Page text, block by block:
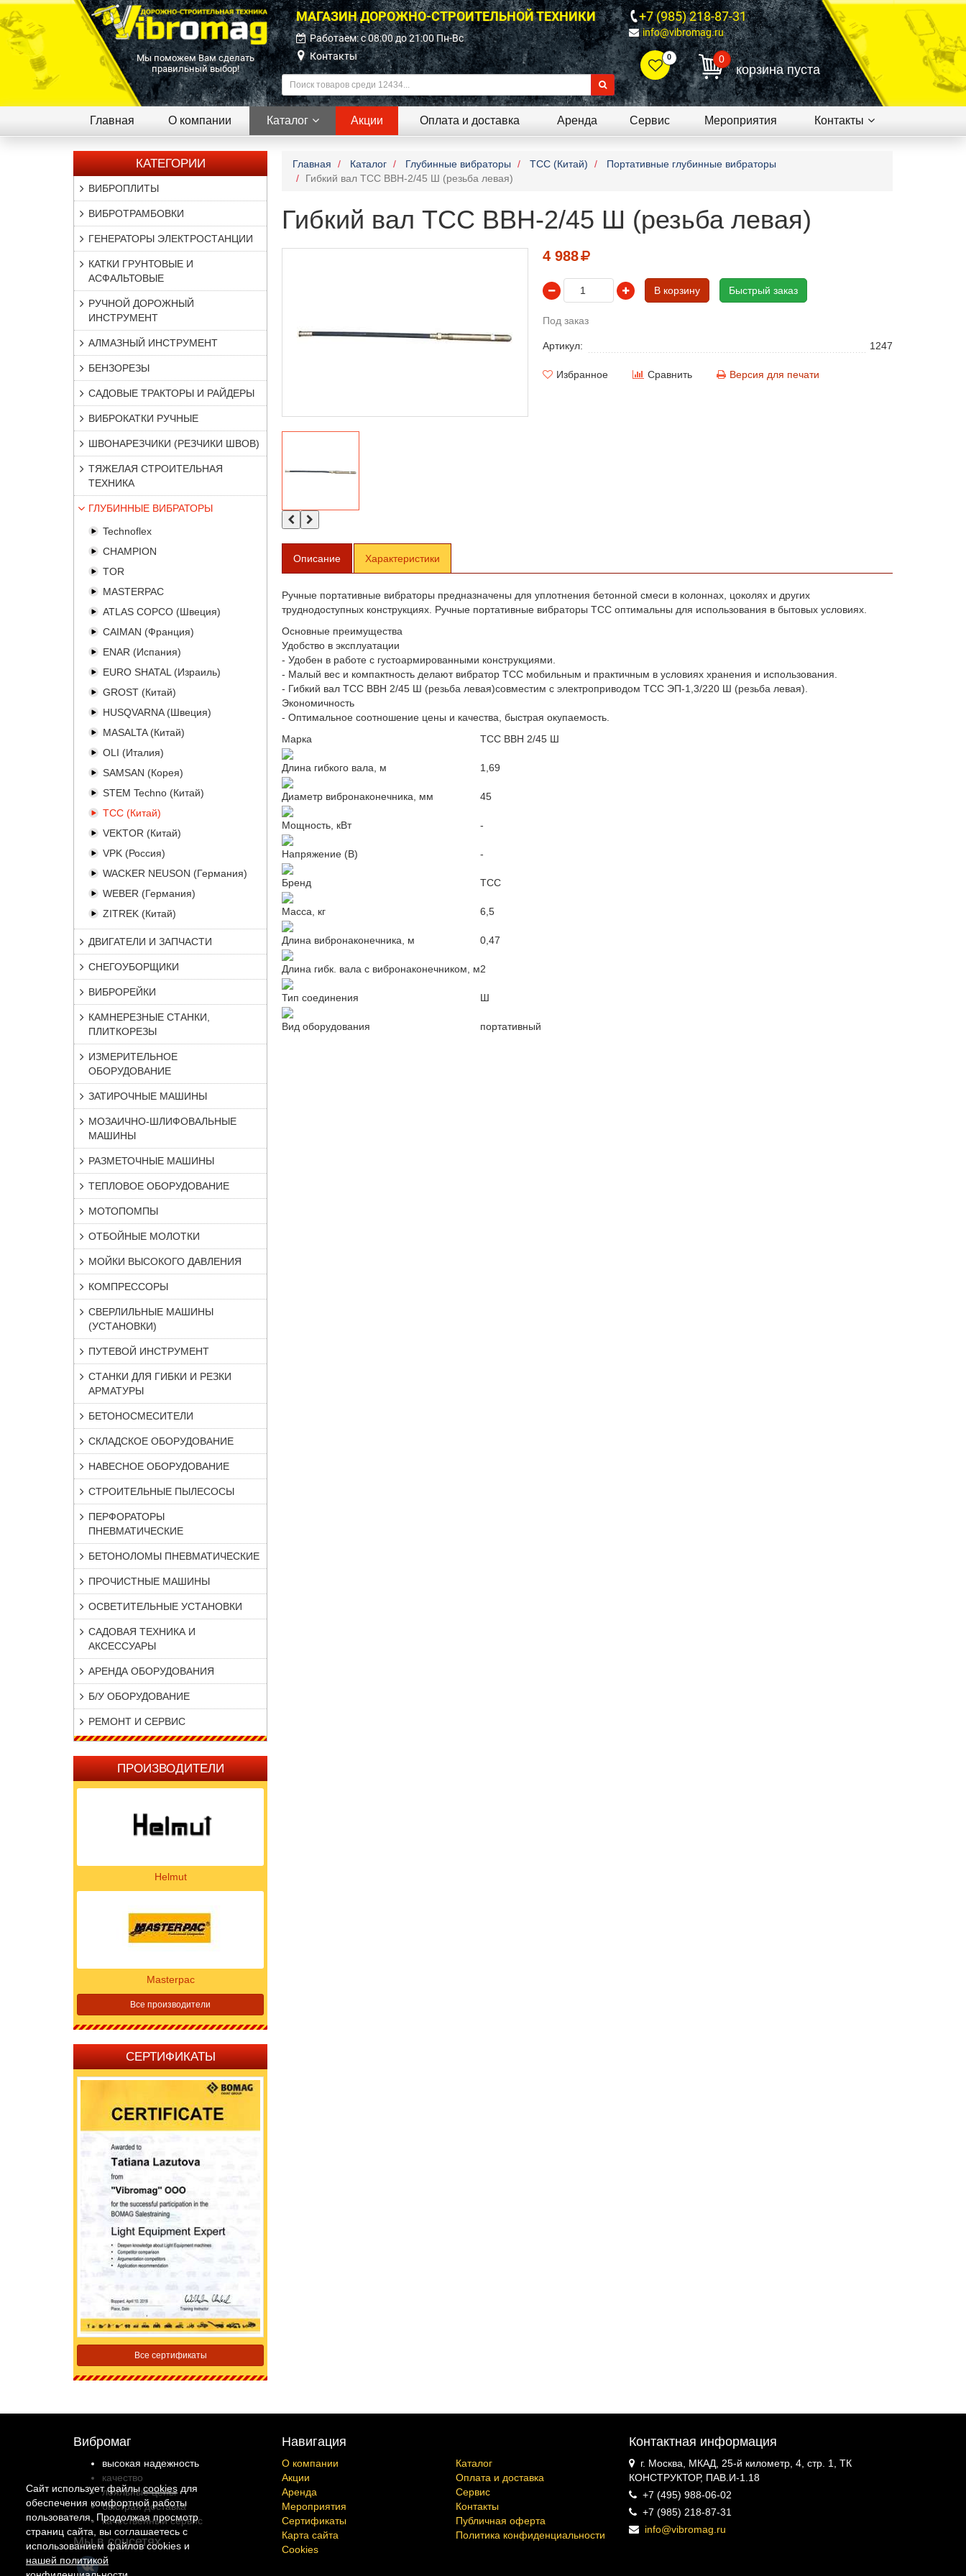
Мы поможем Вам сделать
правильный выбор!
МАГАЗИН ДОРОЖНО-СТРОИТЕЛЬНОЙ ТЕХНИКИ
Работаем: c 08:00 до 21:00 Пн-Вс
Контакты
+7 (985) 218-87-31
info@vibromag.ru
0 0
корзина пуста
Главная О компании Каталог Акции Оплата и доставка Аренда Сервис Мероприятия Контакты
КАТЕГОРИИ
ВИБРОПЛИТЫ
ВИБРОТРАМБОВКИ
ГЕНЕРАТОРЫ ЭЛЕКТРОСТАНЦИИ
КАТКИ ГРУНТОВЫЕ И
АСФАЛЬТОВЫЕ
РУЧНОЙ ДОРОЖНЫЙ
ИНСТРУМЕНТ
АЛМАЗНЫЙ ИНСТРУМЕНТ
БЕНЗОРЕЗЫ
САДОВЫЕ ТРАКТОРЫ И РАЙДЕРЫ
ВИБРОКАТКИ РУЧНЫЕ
ШВОНАРЕЗЧИКИ (РЕЗЧИКИ ШВОВ)
ТЯЖЕЛАЯ СТРОИТЕЛЬНАЯ
ТЕХНИКА
ГЛУБИННЫЕ ВИБРАТОРЫ
Technoflex
CHAMPION
TOR
MASTERPAC
ATLAS COPCO (Швеция)
CAIMAN (Франция)
ENAR (Испания)
EURO SHATAL (Израиль)
GROST (Китай)
HUSQVARNA (Швеция)
MASALTA (Китай)
OLI (Италия)
SAMSAN (Корея)
STEM Techno (Китай)
TCC (Китай)
VEKTOR (Китай)
VPK (Россия)
WACKER NEUSON (Германия)
WEBER (Германия)
ZITREK (Китай)
ДВИГАТЕЛИ И ЗАПЧАСТИ
СНЕГОУБОРЩИКИ
ВИБРОРЕЙКИ
КАМНЕРЕЗНЫЕ СТАНКИ,
ПЛИТКОРЕЗЫ
ИЗМЕРИТЕЛЬНОЕ
ОБОРУДОВАНИЕ
ЗАТИРОЧНЫЕ МАШИНЫ
МОЗАИЧНО-ШЛИФОВАЛЬНЫЕ
МАШИНЫ
РАЗМЕТОЧНЫЕ МАШИНЫ
ТЕПЛОВОЕ ОБОРУДОВАНИЕ
МОТОПОМПЫ
ОТБОЙНЫЕ МОЛОТКИ
МОЙКИ ВЫСОКОГО ДАВЛЕНИЯ
КОМПРЕССОРЫ
СВЕРЛИЛЬНЫЕ МАШИНЫ
(УСТАНОВКИ)
ПУТЕВОЙ ИНСТРУМЕНТ
СТАНКИ ДЛЯ ГИБКИ И РЕЗКИ
АРМАТУРЫ
БЕТОНОСМЕСИТЕЛИ
СКЛАДСКОЕ ОБОРУДОВАНИЕ
НАВЕСНОЕ ОБОРУДОВАНИЕ
СТРОИТЕЛЬНЫЕ ПЫЛЕСОСЫ
ПЕРФОРАТОРЫ
ПНЕВМАТИЧЕСКИЕ
БЕТОНОЛОМЫ ПНЕВМАТИЧЕСКИЕ
ПРОЧИСТНЫЕ МАШИНЫ
ОСВЕТИТЕЛЬНЫЕ УСТАНОВКИ
САДОВАЯ ТЕХНИКА И
АКСЕССУАРЫ
АРЕНДА ОБОРУДОВАНИЯ
Б/У ОБОРУДОВАНИЕ
РЕМОНТ И СЕРВИС
ПРОИЗВОДИТЕЛИ
Helmut
Masterpac
Все производители
СЕРТИФИКАТЫ
Все сертификаты
Главная Каталог Глубинные вибраторы TCC (Китай)
Портативные глубинные вибраторы
Гибкий вал ТСС ВВН-2/45 Ш (резьба левая)
Гибкий вал ТСС ВВН-2/45 Ш (резьба левая)
4 988
В корзину Быстрый заказ
Под заказ
Артикул: 1247
Избранное Сравнить Версия для печати
Описание Характеристики
Ручные портативные вибраторы предназначены для уплотнения бетонной смеси в колоннах, цоколях и других
труднодоступных конструкциях. Ручные портативные вибраторы ТСС оптимальны для использования в бытовых условиях.
Основные преимущества
Удобство в эксплуатации
- Удобен в работе с густоармированными конструкциями.
- Малый вес и компактность делают вибратор ТСС мобильным и практичным в условиях хранения и использования.
- Гибкий вал ТСС ВВН 2/45 Ш (резьба левая)совместим с электроприводом ТСС ЭП-1,3/220 Ш (резьба левая).
Экономичность
- Оптимальное соотношение цены и качества, быстрая окупаемость.
Марка
ТСС ВВН 2/45 Ш
Длина гибкого вала, м 1,69
Диаметр вибронаконечника, мм 45
Мощность, кВт -
Напряжение (В) -
Бренд ТСС
Масса, кг 6,5
Длина вибронаконечника, м 0,47
Длина гибк. вала с вибронаконечником, м2
Тип соединения Ш
Вид оборудования портативный
Вибромаг
высокая надежность
качество
лояльные цены
быстрая доставка
качественный сервис
Мы в соцсетях
Навигация
О компании
Каталог
Акции
Оплата и доставка
Аренда
Сервис
Мероприятия
Контакты
Сертификаты
Публичная оферта
Карта сайта
Политика конфиденциальности
Cookies
Контактная информация
г. Москва, МКАД, 25-й километр, 4, стр. 1, ТК
КОНСТРУКТОР, ПАВ.И-1.18
+7 (495) 988-06-02
+7 (985) 218-87-31
info@vibromag.ru
Сайт использует файлыcookies для
обеспечения комфортной работы
пользователя. Продолжая просмотр
страниц сайта, вы соглашаетесь с
использованием файлов cookies и
нашей политикой